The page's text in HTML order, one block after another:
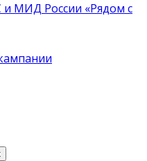
МИД России «Рядом с